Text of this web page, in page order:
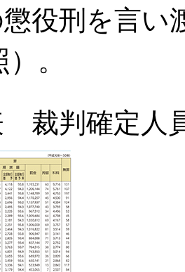
役刑を言い
。
裁判確定人